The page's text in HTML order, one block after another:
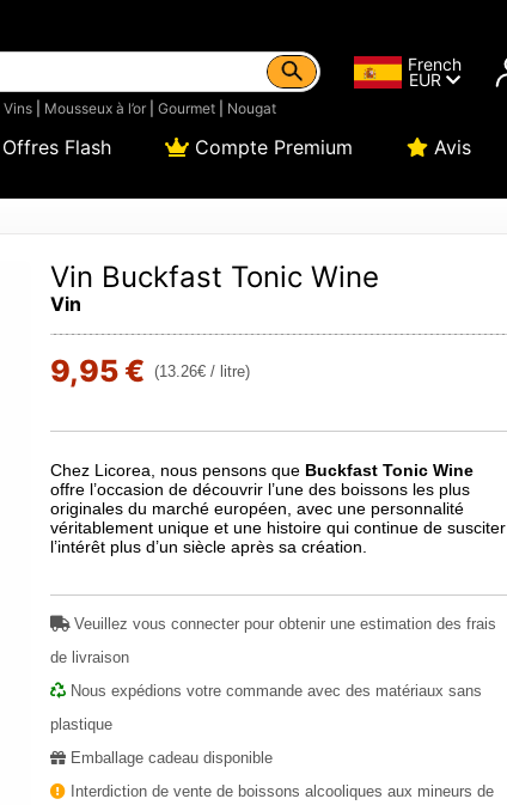
Vins| Mousseux à l’or| Gourmet| Nougat
French
EUR
Flash Compte Premium Avis
Vin Buckfast Tonic Wine
Vin
9,95 € (13.26€ / litre)
Chez Licorea, nous pensons que Buckfast Tonic Wine
offre l’occasion de découvrir l’une des boissons les plus
originales du marché européen, avec une personnalité
véritablement unique et une histoire qui continue de susciter
l’intérêt plus d’un siècle après sa création.
Veuillez vous connecter pour obtenir une estimation des frais
de livraison
Nous expédions votre commande avec des matériaux sans
plastique
Emballage cadeau disponible
Interdiction de vente de boissons alcooliques aux mineurs de